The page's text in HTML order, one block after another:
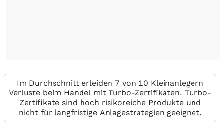
Im Durchschnitt erleiden 7 von 10 Kleinanlegern
Verluste beim Handel mit Turbo-Zertifikaten. Turbo-
Zertifikate sind hoch risikoreiche Produkte und
nicht für langfristige Anlagestrategien geeignet.